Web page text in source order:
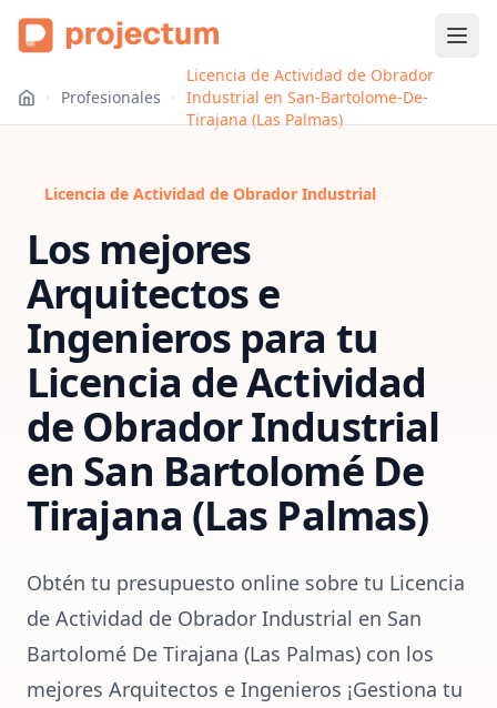
Profesionales
Licencia de Actividad de Obrador
Industrial en San-Bartolome-De-
Tirajana (Las Palmas)
Licencia de Actividad de Obrador Industrial
Los mejores
Arquitectos e
Ingenieros para tu
Licencia de Actividad
de Obrador Industrial
en San Bartolomé De
Tirajana (Las Palmas)
Obtén tu presupuesto online sobre tu Licencia
de Actividad de Obrador Industrial en San
Bartolomé De Tirajana (Las Palmas) con los
mejores Arquitectos e Ingenieros ¡Gestiona tu